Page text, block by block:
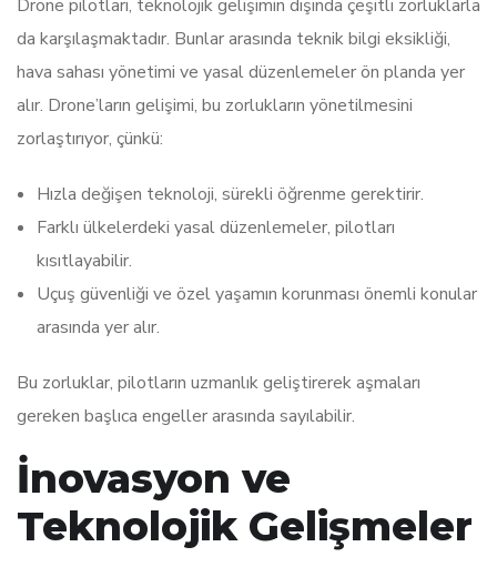
Drone pilotları, teknolojik gelişimin dışında çeşitli zorluklarla
da karşılaşmaktadır. Bunlar arasında teknik bilgi eksikliği,
hava sahası yönetimi ve yasal düzenlemeler ön planda yer
alır. Drone’ların gelişimi, bu zorlukların yönetilmesini
zorlaştırıyor, çünkü:
Hızla değişen teknoloji, sürekli öğrenme gerektirir.
Farklı ülkelerdeki yasal düzenlemeler, pilotları
kısıtlayabilir.
Uçuş güvenliği ve özel yaşamın korunması önemli konular
arasında yer alır.
Bu zorluklar, pilotların uzmanlık geliştirerek aşmaları
gereken başlıca engeller arasında sayılabilir.
İnovasyon ve
Teknolojik Gelişmeler